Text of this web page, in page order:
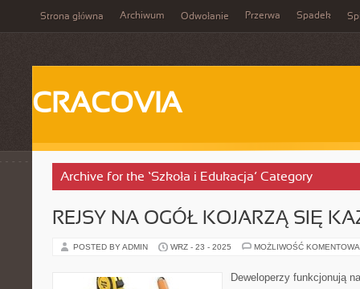
Strona główna Archiwum Odwołanie Przerwa Spadek
CRACOVIA
Archive for the ‘Szkoła i Edukacja’ Category
REJSY NA OGÓŁ KOJARZĄ SIĘ
POSTED BY ADMIN WRZ - 23 - 2025 MOŻLIWOŚĆ
Deweloperzy funkcjonują